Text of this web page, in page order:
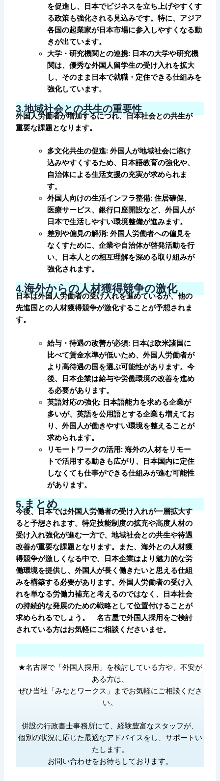
を促進し、日本でビジネスを立ち上げやすくす
る政策も強化される見込みです。特に、アジア
各国の起業家が日本市場に参入しやすくなる動
きが出ています。
大学・研究機関との連携: 日本の大学や研究機
関は、優秀な外国人留学生の受け入れを拡大
し、そのまま日本で就職・定住できる仕組みを
強化しています。
3.地域社会との共生の重要性
外国人労働者が増加するにつれ、日本社会との共生が
重要な課題となります。
多文化共生の促進: 外国人が地域社会に溶け
込みやすくするため、日本語教育の強化や、
自治体による生活支援の充実が求められま
す。
外国人向けの生活インフラ整備: 住居確保、
医療サービス、銀行口座開設など、外国人が
日本で生活しやすい環境整備が進みます。
差別や偏見の解消: 外国人労働者への偏見を
なくすために、企業や自治体が啓発活動を行
い、日本人との相互理解を深める取り組みが
強化されます。
4.海外からの人材獲得競争の激化
日本は外国人労働者の受け入れを進めているが、他の
先進国との人材獲得競争が激化することが予想されま
す。
給与・待遇の改善が必須: 日本は欧米諸国に
比べて賃金水準が低いため、外国人労働者が
より高待遇の国を選ぶ可能性があります。今
後、日本企業は給与や労働環境の改善を進め
る必要があります。
英語対応の強化: 日本語能力を求める企業が
多いが、英語を公用語とする企業も増えてお
り、外国人が働きやすい環境を整えることが
求められます。
リモートワークの活用: 海外の人材をリモー
トで活用する動きも広がり、日本国内に定住
しなくても仕事ができる仕組みが進む可能性
があります。
5.まとめ
今後、日本では外国人労働者の受け入れが一層拡大す
ると予想されます。特定技能制度の拡充や高度人材の
受け入れ強化が進む一方で、地域社会との共生や待遇
改善が重要な課題となります。また、海外との人材獲
得競争が激しくなる中で、日本企業はより魅力的な労
働環境を提供し、外国人が長く働きたいと思える仕組
みを構築する必要があります。外国人労働者の受け入
れを単なる労働力補充と考えるのではなく、日本社会
の持続的な発展のための戦略として位置付けることが
求められるでしょう。 名古屋で外国人採用をご検討
されている方はお気軽にご相談くださいませ。
★名古屋で「外国人採用」を検討している方や、不安が
ある方は、
ぜひ当社「みなとワークス」までお気軽にご相談くださ
い。
併設の行政書士事務所にて、経験豊富なスタッフが、
個別の状況に応じた最適なアドバイスをし、サポートい
たします。
お問い合わせをお待ちしております。